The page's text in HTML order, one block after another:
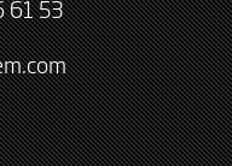
61 53